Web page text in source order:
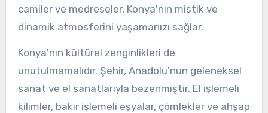
camiler ve medreseler, Konya'nın mistik ve
dinamik atmosferini yaşamanızı sağlar.
Konya'nın kültürel zenginlikleri de
unutulmamalıdır. Şehir, Anadolu'nun geleneksel
sanat ve el sanatlarıyla bezenmiştir. El işlemeli
kilimler, bakır işlemeli eşyalar, çömlekler ve ahşap